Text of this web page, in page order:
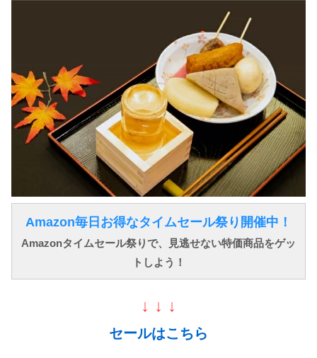
Amazon毎日お得なタイムセール祭り開催中！
Amazonタイムセール祭りで、見逃せない特価商品をゲッ
トしよう！
↓ ↓ ↓
セールはこちら